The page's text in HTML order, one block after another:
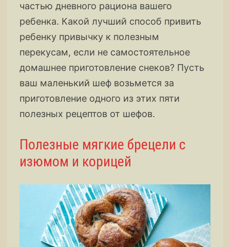
частью дневного рациона вашего
ребенка. Какой лучший способ привить
ребенку привычку к полезным
перекусам, если не самостоятельное
домашнее приготовление снеков? Пусть
ваш маленький шеф возьмется за
приготовление одного из этих пяти
полезных рецептов от шефов.
Полезные мягкие брецели с
изюмом и корицей